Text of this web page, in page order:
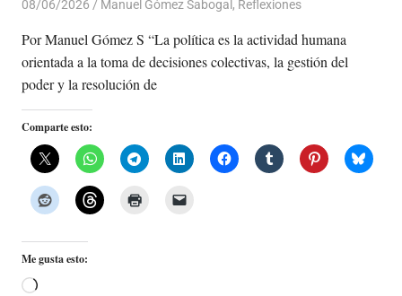
08/06/2026 De todo un Poco
Manuel Gómez Sabogal , Reflexiones
Por Manuel Gómez S “La política es la actividad humana
orientada a la toma de decisiones colectivas, la gestión del
poder y la resolución de
Comparte esto:
Me gusta esto:
Cargando...